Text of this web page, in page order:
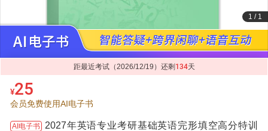
1 / 1
距最近考试（2026/12/19）还剩 134天
¥25
会员免费使用AI电子书
AI电子书
2027年英语专业考研基础英语完形填空高分特训